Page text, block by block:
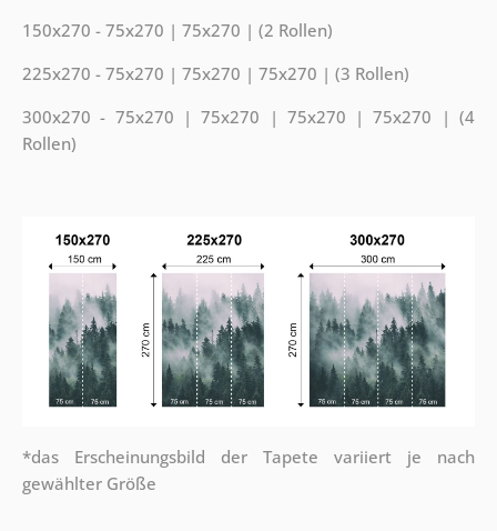
150x270 - 75x270 | 75x270 | (2 Rollen)
225x270 - 75x270 | 75x270 | 75x270 | (3 Rollen)
300x270 - 75x270 | 75x270 | 75x270 | 75x270 | (4
Rollen)
*das Erscheinungsbild der Tapete variiert je nach
gewählter Größe